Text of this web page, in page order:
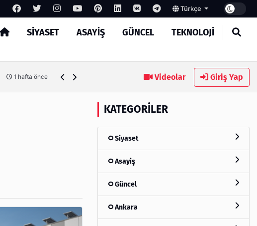
Türkçe
SIYASET ASAYIŞ GÜNCEL TEKNOLOJI
3 hafta önce MASROKİT Eğitim Kitleri ile Elektronik Öğrenmek Artık
Videolar Giriş Yap
KATEGORILER
Siyaset
Asayiş
Güncel
Ankara